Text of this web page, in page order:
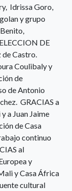
Idrissa Goro,
y grupo
DE
Castro.
Coulibaly y
de
de Antonio
GRACIAS a
a Juan Jaime
de Casa
continuo
al
y
y Casa África
cultural